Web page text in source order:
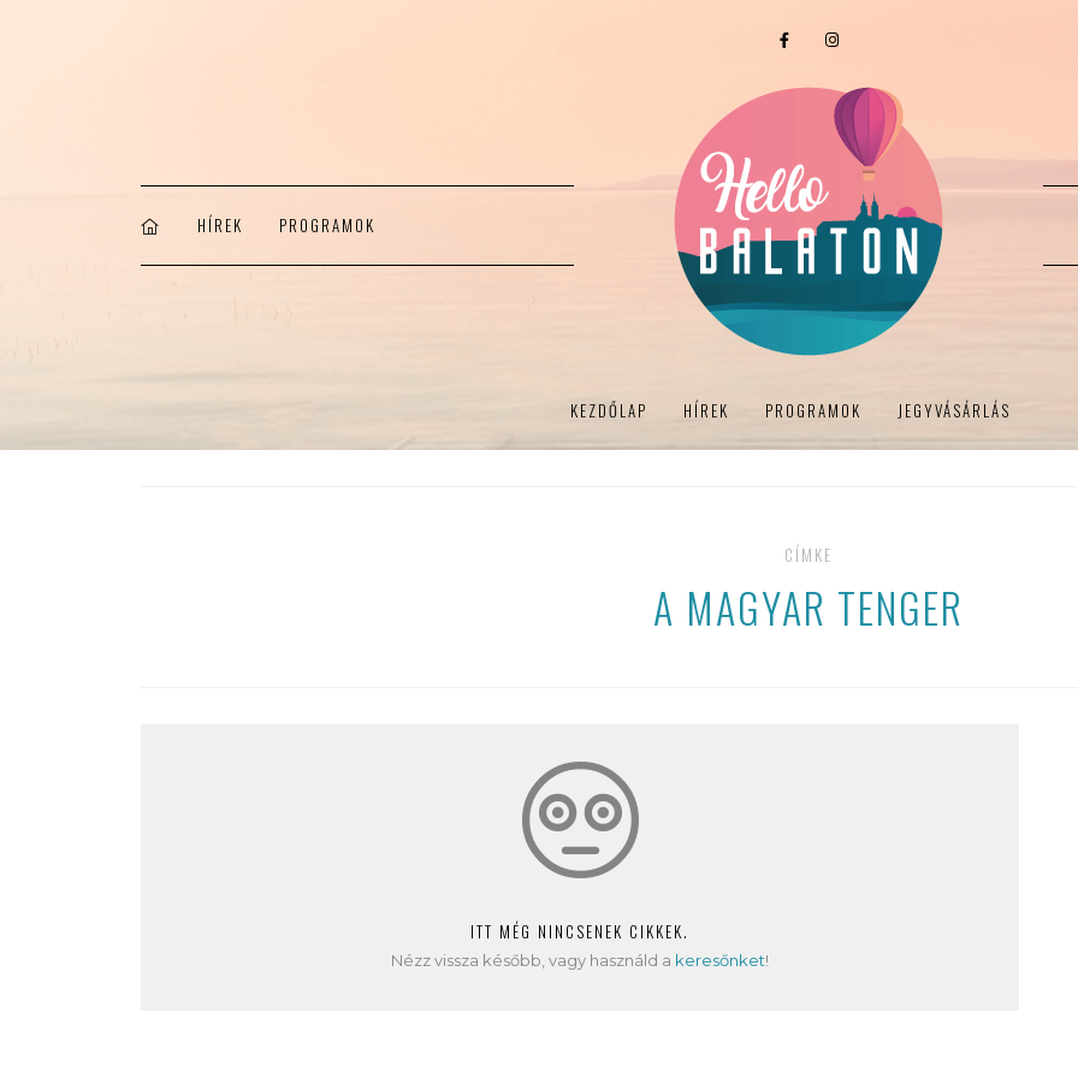
HÍREK PROGRAMOK
KEZDŐLAP HÍREK PROGRAMOK JEGYVÁSÁRLÁS
CÍMKE
A MAGYAR TENGER
ITT MÉG NINCSENEK CIKKEK.
Nézz vissza később, vagy használd a keresőnket!